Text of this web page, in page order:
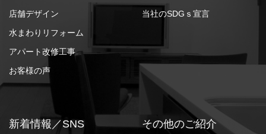
店舗デザイン
水まわりリフォーム
アパート改修工事
お客様の声
当社のSDGｓ宣言
新着情報／SNS その他のご紹介